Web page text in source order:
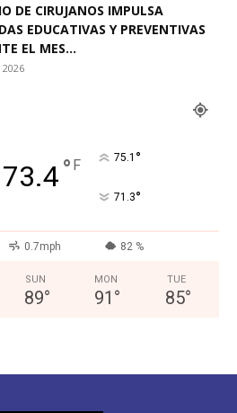
DE CIRUJANOS IMPULSA
EDUCATIVAS Y PREVENTIVAS
EL MES...
73.4° F 75.1 °
71.3°
0.7mph 82 %
SUN
89°
MON
91 °
TUE
85°